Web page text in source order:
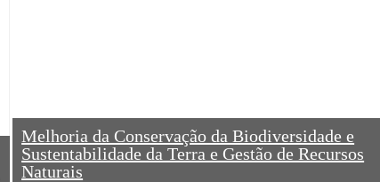
Melhoria da Conservação da Biodiversidade e
Sustentabilidade da Terra e Gestão de Recursos
Naturais